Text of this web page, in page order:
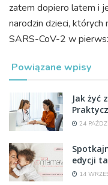
zatem dopiero latem i
narodzin dzieci,
SARS-CoV-2 w
Powiązane wpisy
Jak żyć
24
edycji
14